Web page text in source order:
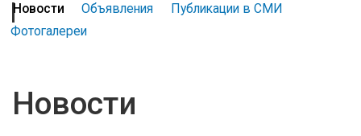
Новости Объявления
Публикации в СМИ
Фотогалереи
Новости